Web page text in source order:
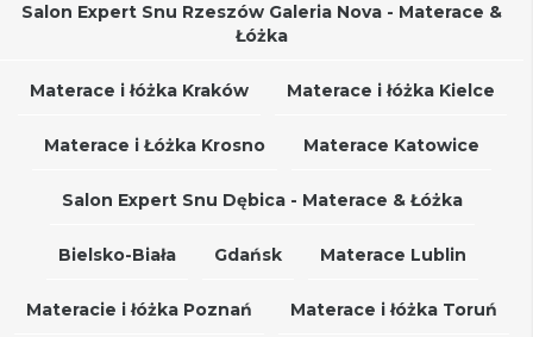
Salon Expert Snu Rzeszów Galeria Nova - Materace &
Łóżka
Materace i łóżka Kraków Materace i łóżka Kielce
Materace i Łóżka Krosno Materace Katowice
Salon Expert Snu Dębica - Materace & Łóżka
Bielsko-Biała Gdańsk Materace Lublin
Materacie i łóżka Poznań Materace i łóżka Toruń